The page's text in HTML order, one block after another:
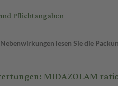
Pflichtangaben
lesen Sie die
MIDAZOLAM